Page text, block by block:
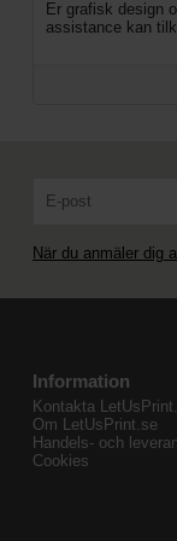
Er grafisk design
assistance kan
När du anmäler dig
Information
Kontakta
Om LetUsPrint.se
Handels- och
Cookies